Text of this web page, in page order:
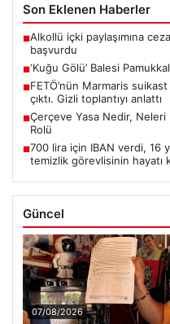
Son Eklenen Haberler
■Alkollü içki paylaşımına
başvurdu
■‘Kuğu Gölü’ Balesi
■FETÖ’nün Marmaris
çıktı. Gizli toplantıyı anlattı
■Çerçeve Yasa Nedir,
Rolü
■700 lira için IBAN verdi, 16
temizlik görevlisinin hayatı
Güncel
07/08/2026